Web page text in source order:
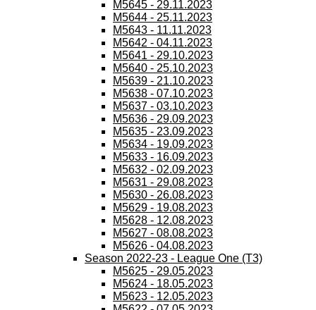
M5645 - 29.11.2023
M5644 - 25.11.2023
M5643 - 11.11.2023
M5642 - 04.11.2023
M5641 - 29.10.2023
M5640 - 25.10.2023
M5639 - 21.10.2023
M5638 - 07.10.2023
M5637 - 03.10.2023
M5636 - 29.09.2023
M5635 - 23.09.2023
M5634 - 19.09.2023
M5633 - 16.09.2023
M5632 - 02.09.2023
M5631 - 29.08.2023
M5630 - 26.08.2023
M5629 - 19.08.2023
M5628 - 12.08.2023
M5627 - 08.08.2023
M5626 - 04.08.2023
Season 2022-23 - League One (T3)
M5625 - 29.05.2023
M5624 - 18.05.2023
M5623 - 12.05.2023